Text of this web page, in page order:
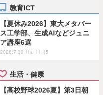
教育ICT
【夏休み2026】東大メタバー
ス工学部、生成AIなどジュニ
ア講座6選
2026.7.30 Thu 11:15
生活・健康
【高校野球2026夏】第3日朝